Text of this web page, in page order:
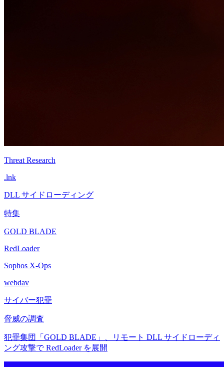
Threat Research
.lnk
DLL サイドローディング
特集
GOLD BLADE
RedLoader
Sophos X-Ops
webdav
サイバー犯罪
脅威の調査
犯罪集団「GOLD BLADE」、リモート DLL サイドローディ
ング攻撃で RedLoader を展開